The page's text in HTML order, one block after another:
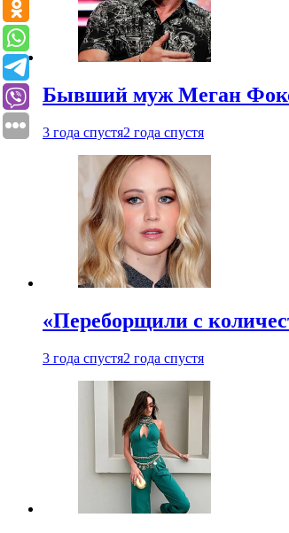
Бывший муж Меган Фокс
3 года спустя2 года спустя
«Переборщили с
3 года спустя2 года спустя